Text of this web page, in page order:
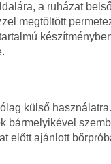
a ruházat
megtöltött
külső
bármelyikével
előtt ajánlott